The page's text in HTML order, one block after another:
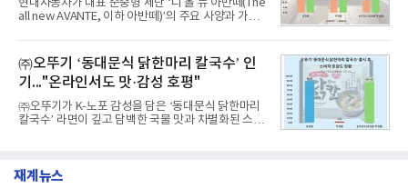
1위에 올랐다고 밝혔다. 분석에 활용된 빅데이터는 지
난 7월(88,893,823건) 대비 2.48% 증가한 수치다.연
수력원자력, 한국석
현대자동차가 대표 준중형 세단 ‘디 올 뉴 아반떼(The
all new AVANTE, 이하 아반떼)’의 주요 사양과 가격
떼는 6년 만에 선보이는 8세대 완전변경 모델로, ▲정
교한 선과 면을 중심으로 완성한 파격적인 디자인 ▲
과거 중형 세단 수준으로 확대된 차체 제원 ▲글로벌
최고 수준의 안전성 ▲성능과 효율을 동시에 높인 주
행 완성도 ▲첨단 편의 및 디지털 사양 적용 등을 통해
글로벌 준중형 세단의 새로운 기준을 세웠다.아반떼
는 가솔린 2.0과 1.6 하이브리드 두 가지 파워트레인
넘
㈜오뚜기 ‘동대문식 닭한마리 칼국수’ 인
기..."온라인서도 맛·감성 호평"
㈜오뚜기가 K-노포 감성을 담은 ‘동대문식 닭한마리
칼국수’ 라면이 깊고 담백한 국물 맛과 차별화된 스토
단 18일 만에 누적 판매량 50만 개를 돌파하는 성과를
재계뉴스